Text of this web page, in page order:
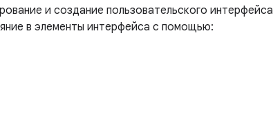
и создание пользовательского интерфейса
в элементы интерфейса с помощью: